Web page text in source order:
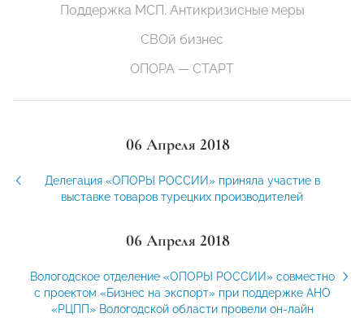
Поддержка МСП. Антикризисные меры
СВОй бизнес
ОПОРА — СТАРТ
06 Апреля 2018
Делегация «ОПОРЫ РОССИИ» приняла участие в
выставке товаров турецких производителей
06 Апреля 2018
Вологодское отделение «ОПОРЫ РОССИИ» совместно
с проектом «Бизнес на экспорт» при поддержке АНО
«РЦПП» Вологодской области провели он-лайн